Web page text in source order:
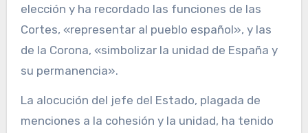
elección y ha recordado las funciones de las
Cortes, «representar al pueblo español», y las
de la Corona, «simbolizar la unidad de España y
su permanencia».
La alocución del jefe del Estado, plagada de
menciones a la cohesión y la unidad, ha tenido